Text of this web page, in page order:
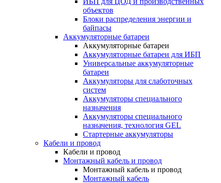
объектов
Блоки распределения энергии и
байпасы
Аккумуляторные батареи
Аккумуляторные батареи
Аккумуляторные батареи для ИБП
Универсальные аккумуляторные
батареи
Аккумуляторы для слаботочных
систем
Аккумуляторы специального
назначения
Аккумуляторы специального
назначения, технология GEL
Стартерные аккумуляторы
Кабели и провод
Кабели и провод
Монтажный кабель и провод
Монтажный кабель и провод
Монтажный кабель